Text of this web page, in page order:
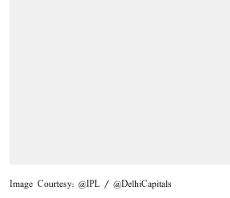
Image Courtesy: @IPL / @DelhiCapitals